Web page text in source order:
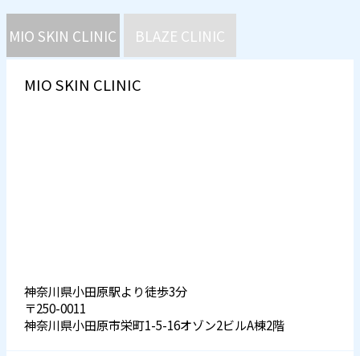
MIO SKIN CLINIC BLAZE CLINIC
MIO SKIN CLINIC
神奈川県小田原駅より徒歩3分
〒250-0011
神奈川県小田原市栄町1-5-16オゾン2ビルA棟2階